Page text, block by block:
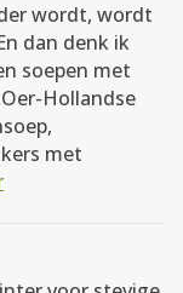
wordt, wordt
dan denk ik
soepen met
Hollandse
met